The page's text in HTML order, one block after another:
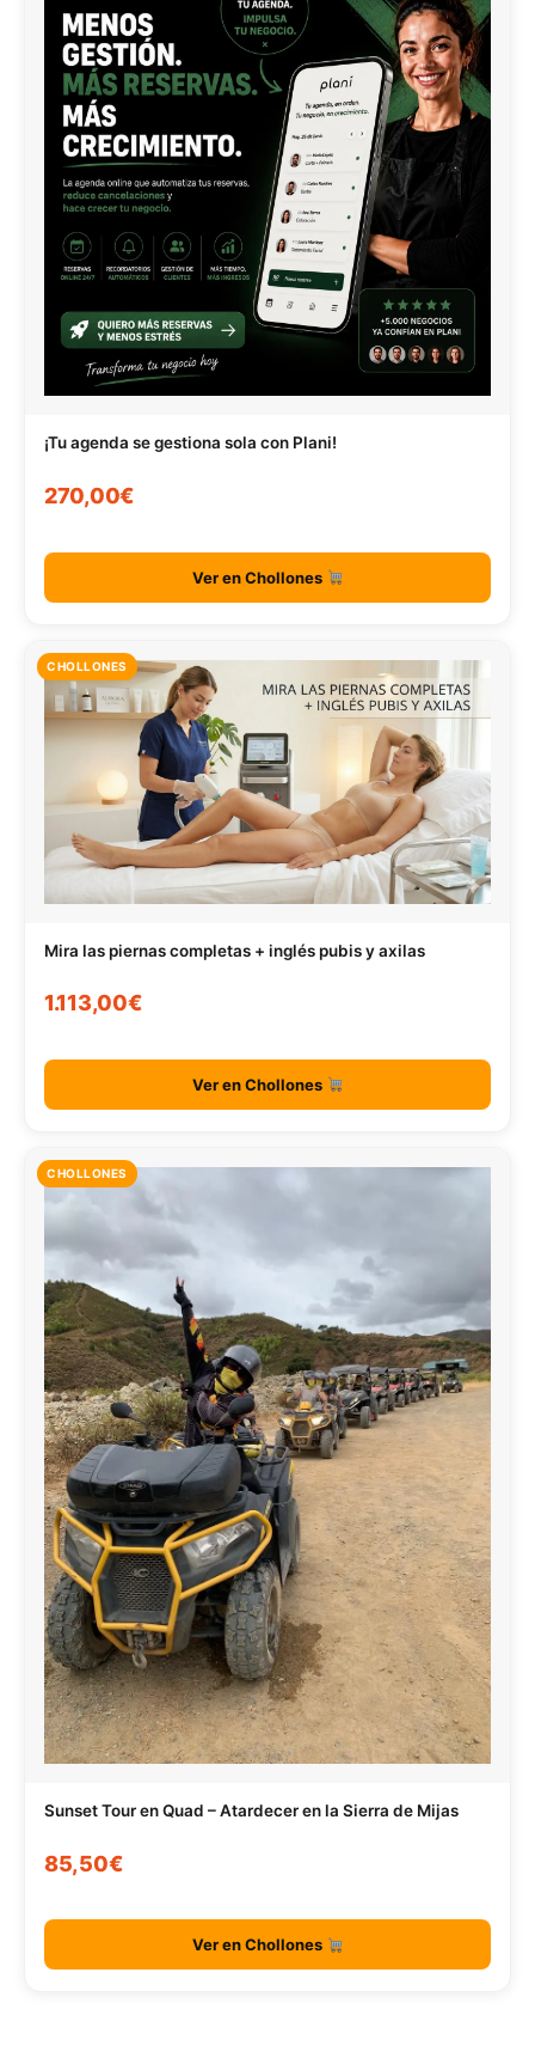
¡Tu agenda se gestiona sola con Plani!
270,00€
Ver en Chollones
CHOLLONES
Mira las piernas completas + inglés pubis y axilas
1.113,00€
Ver en Chollones
CHOLLONES
Sunset Tour en Quad – Atardecer en la Sierra de Mijas
85,50€
Ver en Chollones